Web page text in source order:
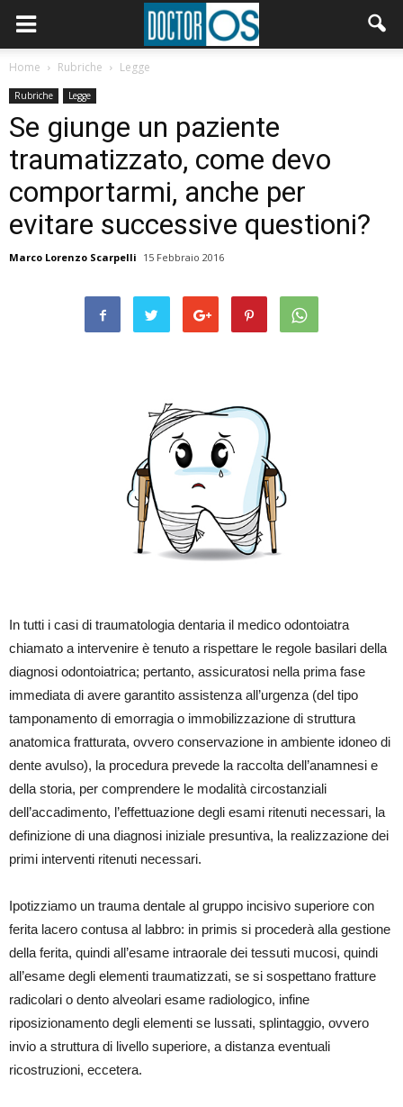
Home Rubriche Legge
Rubriche Legge
Se giunge un paziente
traumatizzato, come devo
comportarmi, anche per
evitare successive questioni?
Marco Lorenzo Scarpelli 15 Febbraio 2016
In tutti i casi di traumatologia dentaria il medico odontoiatra
chiamato a intervenire è tenuto a rispettare le regole basilari della
diagnosi odontoiatrica; pertanto, assicuratosi nella prima fase
immediata di avere garantito assistenza all’urgenza (del tipo
tamponamento di emorragia o immobilizzazione di struttura
anatomica fratturata, ovvero conservazione in ambiente idoneo di
dente avulso), la procedura prevede la raccolta dell’anamnesi e
della storia, per comprendere le modalità circostanziali
dell’accadimento, l’effettuazione degli esami ritenuti necessari, la
definizione di una diagnosi iniziale presuntiva, la realizzazione dei
primi interventi ritenuti necessari.
Ipotizziamo un trauma dentale al gruppo incisivo superiore con
ferita lacero contusa al labbro: in primis si procederà alla gestione
della ferita, quindi all’esame intraorale dei tessuti mucosi, quindi
all’esame degli elementi traumatizzati, se si sospettano fratture
radicolari o dento alveolari esame radiologico, infine
riposizionamento degli elementi se lussati, splintaggio, ovvero
invio a struttura di livello superiore, a distanza eventuali
ricostruzioni, eccetera.